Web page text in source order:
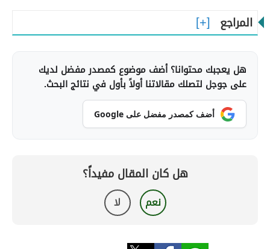
المراجع
هل يعجبك محتوانا؟ أضف موضوع كمصدر مفضل لديك
على جوجل لتصلك مقالاتنا أولاً بأول في نتائج البحث.
أضف كمصدر مفضل على Google
هل كان المقال مفيداً؟
نعم لا